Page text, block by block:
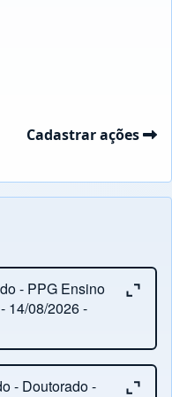
Cadastrar ações
14/08/2026 -
1-pane
2-pane